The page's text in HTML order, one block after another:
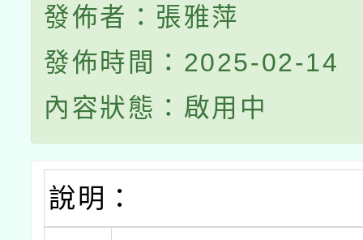
發佈者：張雅萍
發佈時間：2025-02-14
內容狀態：啟用中
說明：